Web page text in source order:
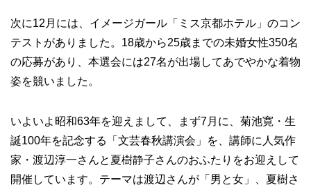
次に12月には、イメージガール「ミス京都ホテル」のコン
テストがありました。18歳から25歳までの未婚女性350名
の応募があり、本選会には27名が出場してあでやかな着物
姿を競いました。
いよいよ昭和63年を迎えまして、まず7月に、菊池寛・生
誕100年を記念する「文芸春秋講演会」を、講師に人気作
家・渡辺淳一さんと夏樹静子さんのおふたりをお迎えして
開催しています。テーマは渡辺さんが「男と女」、夏樹さ